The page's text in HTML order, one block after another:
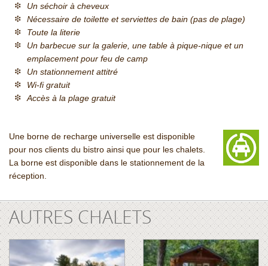
Un séchoir à cheveux
Nécessaire de toilette et serviettes de bain (pas de plage)
Toute la literie
Un barbecue sur la galerie, une table à pique-nique et un
emplacement pour feu de camp
Un stationnement attitré
Wi-fi gratuit
Accès à la plage gratuit
Une borne de recharge universelle est disponible
pour nos clients du bistro ainsi que pour les chalets.
La borne est disponible dans le stationnement de la
réception.
AUTRES CHALETS